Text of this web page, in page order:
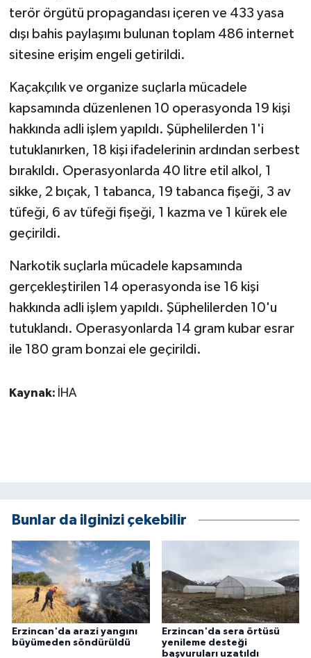
terör örgütü propagandası içeren ve 433 yasa
dışı bahis paylaşımı bulunan toplam 486 internet
sitesine erişim engeli getirildi.
Kaçakçılık ve organize suçlarla mücadele
kapsamında düzenlenen 10 operasyonda 19 kişi
hakkında adli işlem yapıldı. Şüphelilerden 1'i
tutuklanırken, 18 kişi ifadelerinin ardından serbest
bırakıldı. Operasyonlarda 40 litre etil alkol, 1
sikke, 2 bıçak, 1 tabanca, 19 tabanca fişeği, 3 av
tüfeği, 6 av tüfeği fişeği, 1 kazma ve 1 kürek ele
geçirildi.
Narkotik suçlarla mücadele kapsamında
gerçekleştirilen 14 operasyonda ise 16 kişi
hakkında adli işlem yapıldı. Şüphelilerden 10'u
tutuklandı. Operasyonlarda 14 gram kubar esrar
ile 180 gram bonzai ele geçirildi.
Kaynak: İHA
Bunlar da ilginizi çekebilir
Erzincan'da arazi yangını
büyümeden söndürüldü
Erzincan'da sera örtüsü
yenileme desteği
başvuruları uzatıldı